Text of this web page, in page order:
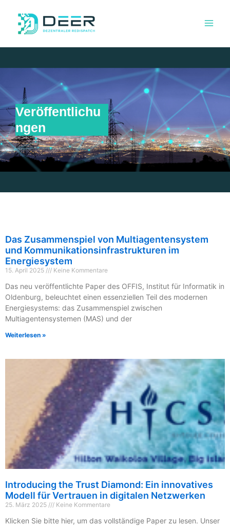
Veröffentlichu
ngen
Das Zusammenspiel von Multiagentensystem
und Kommunikationsinfrastrukturen im
Energiesystem
15. April 2025 Keine Kommentare
Das neu veröffentlichte Paper des OFFIS, Institut für Informatik in
Oldenburg, beleuchtet einen essenziellen Teil des modernen
Energiesystems: das Zusammenspiel zwischen
Multiagentensystemen (MAS) und der
Weiterlesen »
Introducing the Trust Diamond: Ein innovatives
Modell für Vertrauen in digitalen Netzwerken
25. März 2025 Keine Kommentare
Klicken Sie bitte hier, um das vollständige Paper zu lesen. Unser